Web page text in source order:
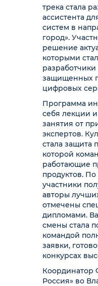
трека стала
ассистента
систем в
город».
решение
которыми
защищенных
цифровых
Программа
себя лекции
занятия от
экспертов.
стала защита
которой
работающие
продуктов.
участники
авторы
отмечены
дипломами.
смены стала
командой
заявки,
конкурсах
Россия» во